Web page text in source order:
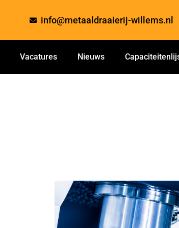
info@metaaldraaierij-willems.nl
Vacatures Nieuws